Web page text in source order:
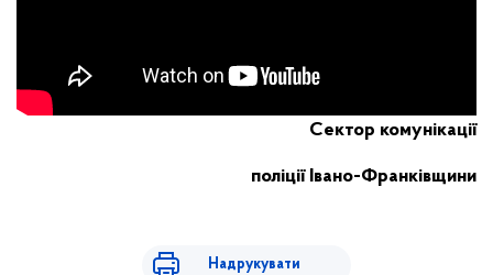
Сектор комунікації
поліції Івано-Франківщини
Надрукувати